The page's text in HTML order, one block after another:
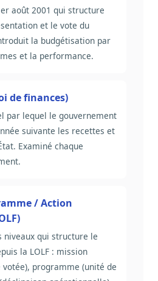
août 2001 qui structure
et le vote du
la budgétisation par
et la performance.
de finances)
par lequel le gouvernement
suivante les recettes et
Examiné chaque
/ Action
niveaux qui structure le
la LOLF : mission
programme (unité de